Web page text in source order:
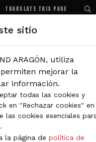
TRANSLATE THIS PAGE
sitio
ARAGÓN, utiliza
mejorar la
información.
todas las cookies y
en "Rechazar cookies" en
las cookies esenciales
la página de política de